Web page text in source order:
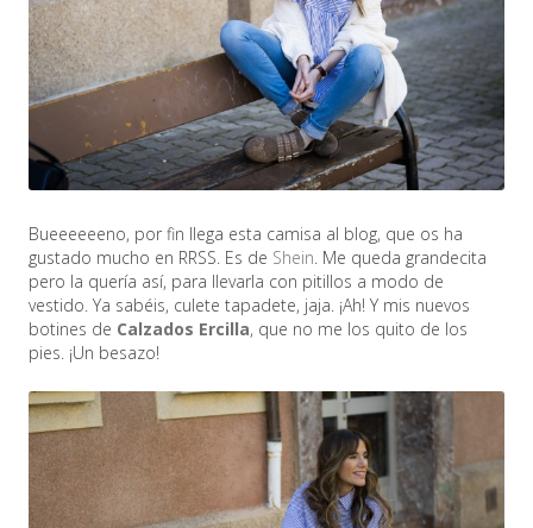
Bueeeeeeno, por fin llega esta camisa al blog, que os ha
gustado mucho en RRSS. Es de Shein. Me queda grandecita
pero la quería así, para llevarla con pitillos a modo de
vestido. Ya sabéis, culete tapadete, jaja. ¡Ah! Y mis nuevos
botines de Calzados Ercilla, que no me los quito de los
pies. ¡Un besazo!